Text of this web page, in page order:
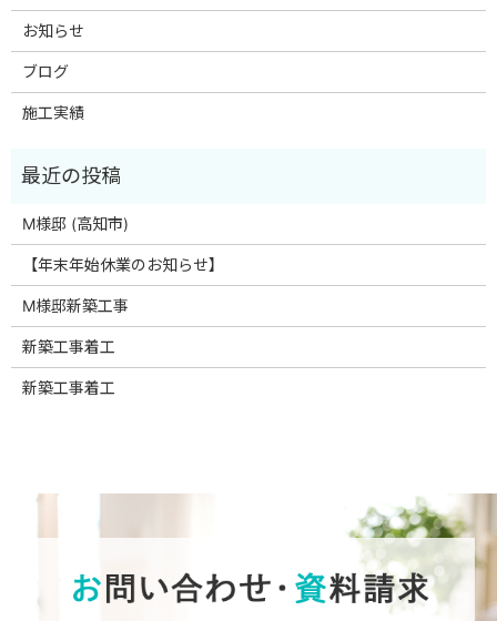
お知らせ
ブログ
施工実績
M様邸 (高知市)
【年末年始休業のお知らせ】
M様邸新築工事
新築工事着工
新築工事着工